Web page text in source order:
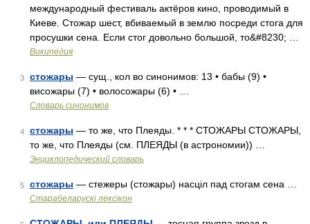
международный фестиваль актёров кино, проводимый в
Киеве. Стожар шест, вбиваемый в землю посреди стога для
просушки сена. Если стог довольно большой, то&#8230; …
Википедия
3 стожары — сущ., кол во синонимов: 13 • бабы (9) •
висожары (7) • волосожары (6) • …
Словарь синонимов
4 стожары — то же, что Плеяды. * * * СТОЖАРЫ СТОЖАРЫ,
то же, что Плеяды (см. ПЛЕЯДЫ (в астрономии)) …
Энциклопедический словарь
5 стожары — стежеры (стожары) насціл пад стогам сена …
Старабеларускі лексікон